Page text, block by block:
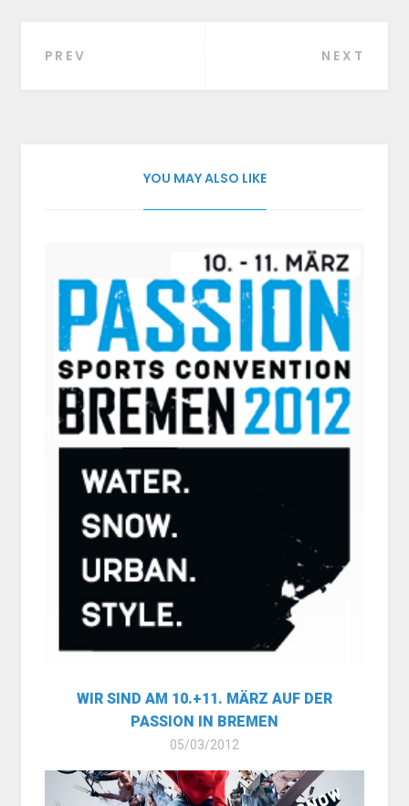
Beitragsnavigation
PREV NEXT
YOU MAY ALSO LIKE
WIR SIND AM 10.+11. MÄRZ AUF DER
PASSION IN BREMEN
05/03/2012